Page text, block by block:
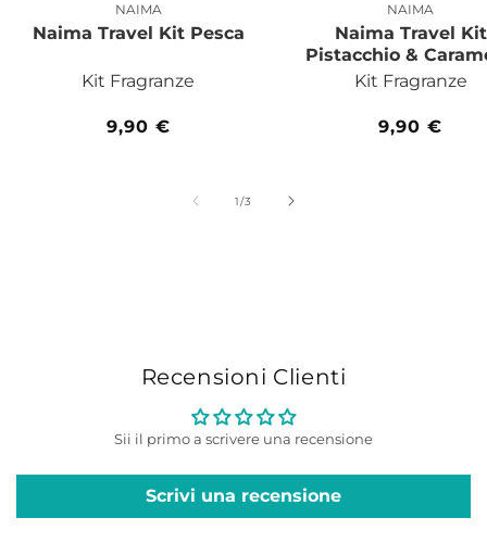
Produttore:
NAIMA
Naima Travel Kit Pesca
Kit Fragranze
Prezzo
9,90 €
NAIMA
Naima Travel Kit
Pistacchio &
Kit Fragranze
Prezzo
9,90 €
1/su
3
Recensioni Clienti
Sii il primo a scrivere una recensione
Scrivi una recensione